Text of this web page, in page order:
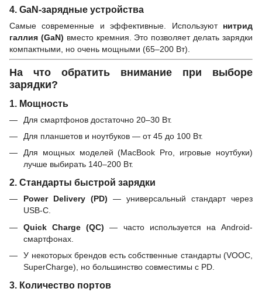
4. GaN-зарядные устройства
Самые современные и эффективные. Используют нитрид
галлия (GaN) вместо кремния. Это позволяет делать зарядки
компактными, но очень мощными (65–200 Вт).
На что обратить внимание при выборе
зарядки?
1. Мощность
Для смартфонов достаточно 20–30 Вт.
Для планшетов и ноутбуков — от 45 до 100 Вт.
Для мощных моделей (MacBook Pro, игровые ноутбуки)
лучше выбирать 140–200 Вт.
2. Стандарты быстрой зарядки
Power Delivery (PD) — универсальный стандарт через
USB-C.
Quick Charge (QC) — часто используется на Android-
смартфонах.
У некоторых брендов есть собственные стандарты (VOOC,
SuperCharge), но большинство совместимы с PD.
3. Количество портов